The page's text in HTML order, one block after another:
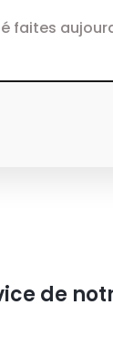
faites
de